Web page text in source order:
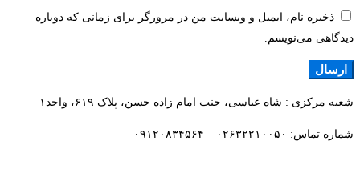
ذخیره نام، ایمیل و وبسایت من در مرورگر برای زمانی که دوباره
دیدگاهی می‌نویسم.
شعبه مرکزی : شاه عباسی، جنب امام زاده حسن، پلاک ۶۱۹، واحد۱​
شماره تماس: ۰۲۶۳۲۲۱۰۰۵۰ – ۰۹۱۲۰۸۳۴۵۶۴